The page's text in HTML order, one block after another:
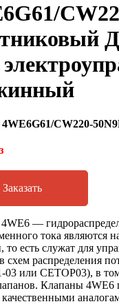
4WE6G61/CW220-
Заказать
—
тока являются
то есть служат для
схем распределения
03 или CETOP03), в
Клапаны 4WE6